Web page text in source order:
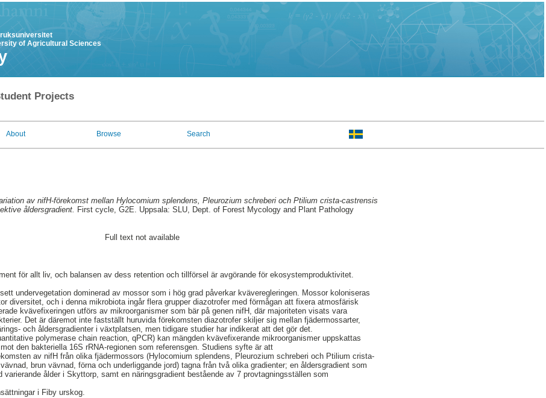
of Agricultural Sciences
Projects
About Browse Search
av nifH-förekomst mellan Hylocomium splendens, Pleurozium schreberi och Ptilium crista-castrensis
åldersgradient. First cycle, G2E. Uppsala: SLU, Dept. of Forest Mycology and Plant Pathology
Full text not available
för allt liv, och balansen av dess retention och tillförsel är avgörande för ekosystemproduktivitet.
undervegetation dominerad av mossor som i hög grad påverkar kväveregleringen. Mossor koloniseras
diversitet, och i denna mikrobiota ingår flera grupper diazotrofer med förmågan att fixera atmosfärisk
kvävefixeringen utförs av mikroorganismer som bär på genen nifH, där majoriteten visats vara
Det är däremot inte fastställt huruvida förekomsten diazotrofer skiljer sig mellan fjädermossarter,
och åldersgradienter i växtplatsen, men tidigare studier har indikerat att det gör det.
polymerase chain reaction, qPCR) kan mängden kvävefixerande mikroorganismer uppskattas
den bakteriella 16S rRNA-regionen som referensgen. Studiens syfte är att
av nifH från olika fjädermossors (Hylocomium splendens, Pleurozium schreberi och Ptilium crista-
brun vävnad, förna och underliggande jord) tagna från två olika gradienter; en åldersgradient som
varierande ålder i Skyttorp, samt en näringsgradient bestående av 7 provtagningsställen som
i Fiby urskog.